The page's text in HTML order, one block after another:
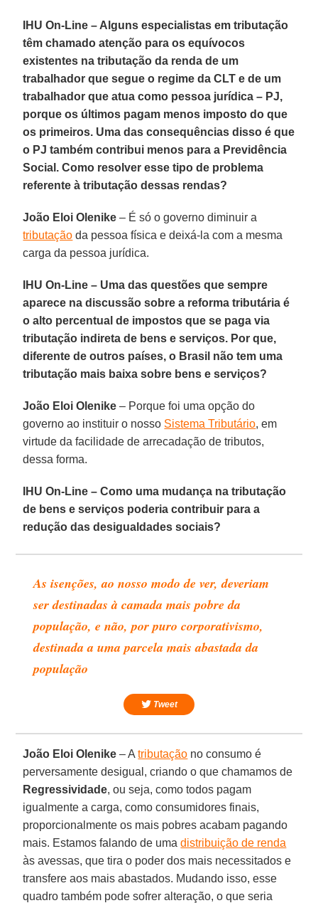
IHU On-Line – Alguns especialistas em tributação
têm chamado atenção para os equívocos
existentes na tributação da renda de um
trabalhador que segue o regime da CLT e de um
trabalhador que atua como pessoa jurídica – PJ,
porque os últimos pagam menos imposto do que
os primeiros. Uma das consequências disso é que
o PJ também contribui menos para a Previdência
Social. Como resolver esse tipo de problema
referente à tributação dessas rendas?
João Eloi Olenike – É só o governo diminuir a
tributação da pessoa física e deixá-la com a mesma
carga da pessoa jurídica.
IHU On-Line – Uma das questões que sempre
aparece na discussão sobre a reforma tributária é
o alto percentual de impostos que se paga via
tributação indireta de bens e serviços. Por que,
diferente de outros países, o Brasil não tem uma
tributação mais baixa sobre bens e serviços?
João Eloi Olenike – Porque foi uma opção do
governo ao instituir o nosso Sistema Tributário, em
virtude da facilidade de arrecadação de tributos,
dessa forma.
IHU On-Line – Como uma mudança na tributação
de bens e serviços poderia contribuir para a
redução das desigualdades sociais?
As isenções, ao nosso modo de ver, deveriam
ser destinadas à camada mais pobre da
população, e não, por puro corporativismo,
destinada a uma parcela mais abastada da
população
Tweet
João Eloi Olenike – Atributação no consumo é
perversamente desigual, criando o que chamamos de
Regressividade, ou seja, como todos pagam
igualmente a carga, como consumidores finais,
proporcionalmente os mais pobres acabam pagando
mais. Estamos falando de umadistribuição de renda
às avessas, que tira o poder dos mais necessitados e
transfere aos mais abastados. Mudando isso, esse
quadro também pode sofrer alteração, o que seria